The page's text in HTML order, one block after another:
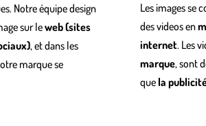
Notre équipe design
sur leweb (sites
, et dans les
marque se
Les images se
des videos en
internet. Les
marque, sont
que la